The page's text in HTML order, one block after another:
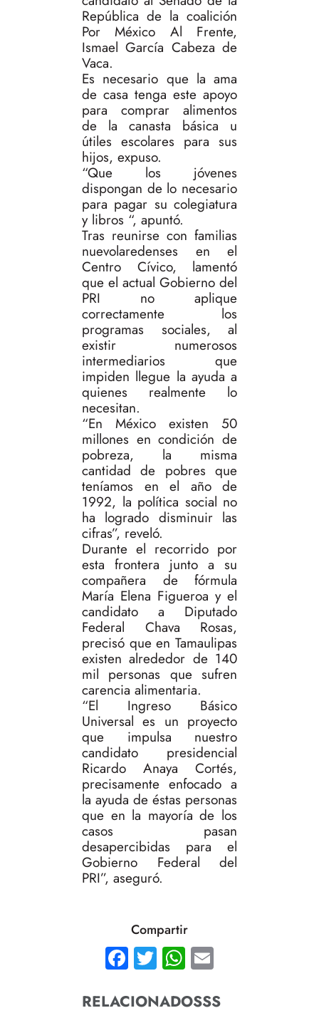
República de la coalición
Por México Al Frente,
Ismael García Cabeza de
Vaca.
Es necesario que la ama
de casa tenga este apoyo
para comprar alimentos
de la canasta básica u
útiles escolares para sus
hijos, expuso.
“Que los jóvenes
dispongan de lo necesario
para pagar su colegiatura
y libros “, apuntó.
Tras reunirse con familias
nuevolaredenses en el
Centro Cívico, lamentó
que el actual Gobierno del
PRI no aplique
correctamente los
programas sociales, al
existir numerosos
intermediarios que
impiden llegue la ayuda a
quienes realmente lo
necesitan.
“En México existen 50
millones en condición de
pobreza, la misma
cantidad de pobres que
teníamos en el año de
1992, la política social no
ha logrado disminuir las
cifras”, reveló.
Durante el recorrido por
esta frontera junto a su
compañera de fórmula
María Elena Figueroa y el
candidato a Diputado
Federal Chava Rosas,
precisó que en Tamaulipas
existen alrededor de 140
mil personas que sufren
carencia alimentaria.
“El Ingreso Básico
Universal es un proyecto
que impulsa nuestro
candidato presidencial
Ricardo Anaya Cortés,
precisamente enfocado a
la ayuda de éstas personas
que en la mayoría de los
casos pasan
desapercibidas para el
Gobierno Federal del
PRI”, aseguró.
Compartir
Facebook
TwitterWhatsApp
RELACIONADOSSS